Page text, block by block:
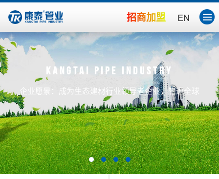
EN
招商加盟
Kangtai pipe industry
企业愿景：成为生态建材行业领导者企业，管通全球